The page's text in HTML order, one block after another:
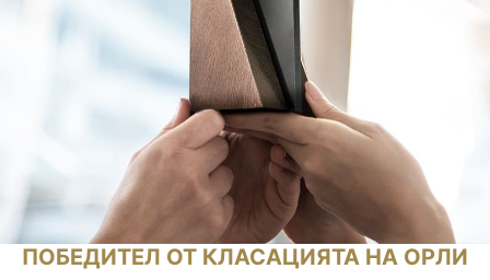
ПОБЕДИТЕЛ ОТ КЛАСАЦИЯТА НА ОРЛИ